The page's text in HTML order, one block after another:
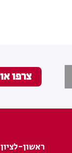
ראשון-לציון